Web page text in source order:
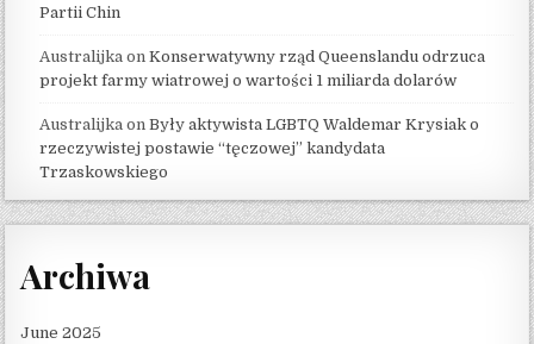
Partii Chin
Australijka onKonserwatywny rząd Queenslandu odrzuca
projekt farmy wiatrowej o wartości 1 miliarda dolarów
Australijka onByły aktywista LGBTQ Waldemar Krysiak o
rzeczywistej postawie “tęczowej” kandydata
Trzaskowskiego
Archiwa
June 2025